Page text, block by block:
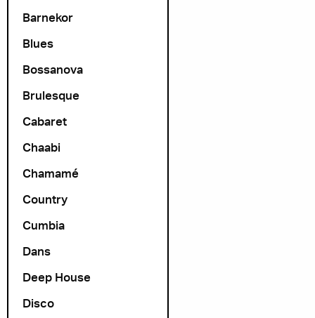
Barnekor
Blues
Bossanova
Brulesque
Cabaret
Chaabi
Chamamé
Country
Cumbia
Dans
Deep House
Disco